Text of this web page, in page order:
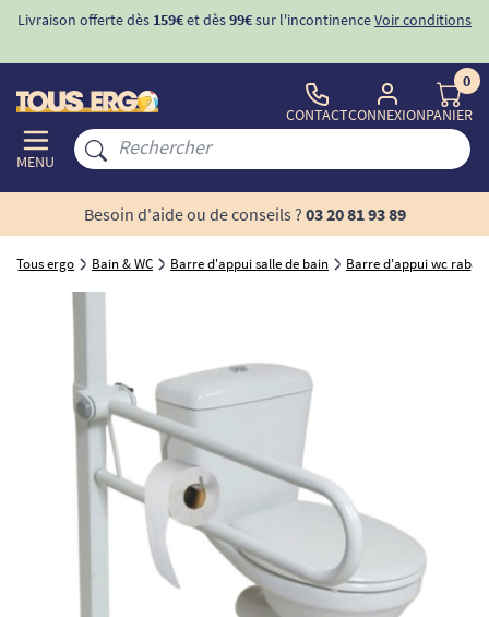
Livraison offerte dès 159€et dès99€sur l'incontinenceVoir conditions
MENU
CONTACTCONNEXION
0
PANIER
Besoin d'aide ou de conseils ? 03 20 81 93 89
Tous ergo Bain & WC Barre d'appui salle de bain Barre d'appui wc